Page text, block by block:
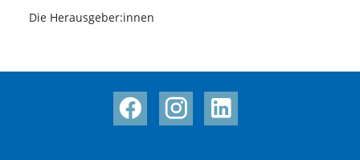
Die Herausgeber:innen